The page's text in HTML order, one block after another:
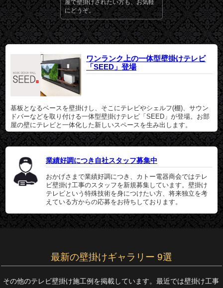
屋で壁掛けされたい方も、お気軽
にどうぞ。
ワンランク上の一体型壁掛けテレビ
「SEED」登場
基板となるベースを壁掛けし、そこにテレビやシェルフ(棚)、サウン
ドバーなどを取り付ける一体型壁掛けテレビ「SEED」が登場。お部
屋の壁にテレビと一体化した新しいスペースを生み出します。
業績好調につき自社スタッフ募集中
おかげさまで業績好調につき、カトー電器商会ではテレ
ビ壁掛け工事のスタッフを新規募集しています。壁掛け
テレビという特殊技術を身につけたい方、将来独立を考
えている方からの応募をお待ちしております。
最新の壁掛けギャラリー 9選
その他のテレビ壁掛け施工例を掲載しています。最近では壁掛け工事